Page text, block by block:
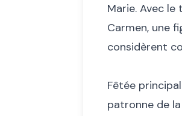
Marie. Avec
Carmen, une
considèrent
Fêtée
patronne de